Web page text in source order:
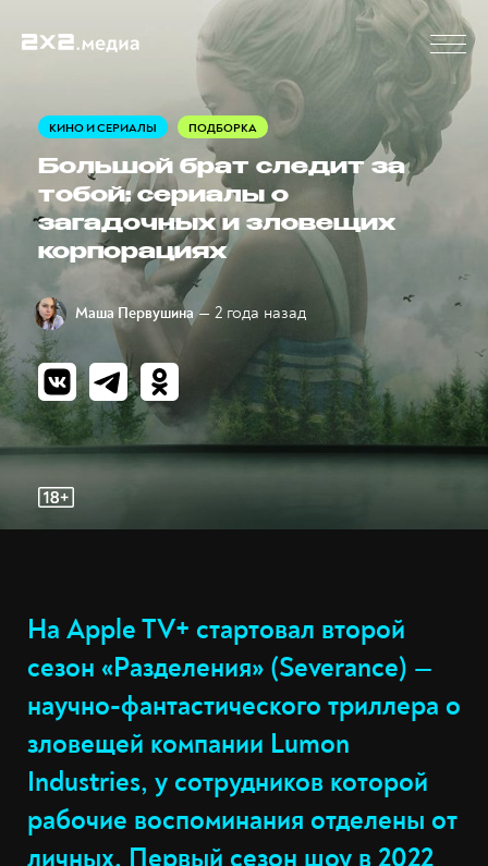
КИНО И СЕРИАЛЫ ПОДБОРКА
Большой брат следит за
тобой: сериалы о
загадочных и зловещих
корпорациях
Маша Первушина — 2 года назад
На Apple TV+ стартовал второй
сезон «Разделения» (Severance) —
научно-фантастического триллера о
зловещей компании Lumon
Industries, у сотрудников которой
рабочие воспоминания отделены от
личных. Первый сезон шоу в 2022